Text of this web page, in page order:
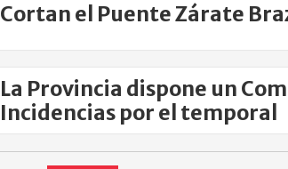
Cortan el Puente Zárate
La Provincia dispone un
Incidencias por el temporal